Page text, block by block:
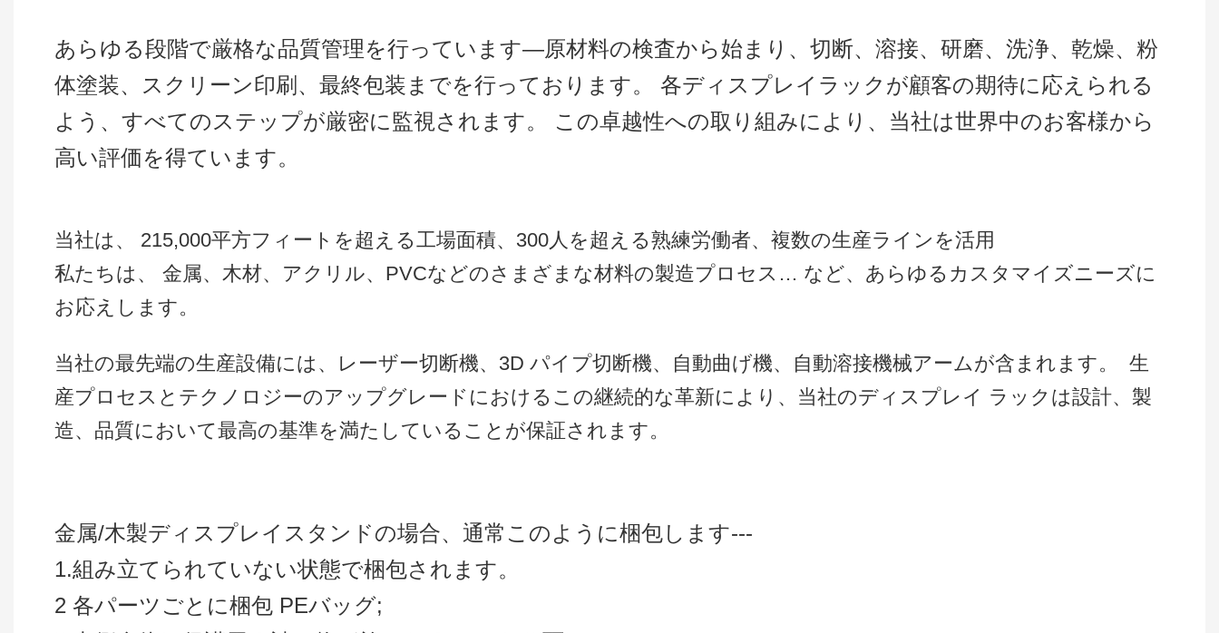
あらゆる段階で厳格な品質管理を行っています—原材料の検査から始まり、切断、溶接、研磨、洗浄、乾燥、粉
体塗装、スクリーン印刷、最終包装までを行っております。 各ディスプレイラックが顧客の期待に応えられる
よう、すべてのステップが厳密に監視されます。 この卓越性への取り組みにより、当社は世界中のお客様から
高い評価を得ています。
当社は、 215,000平方フィートを超える工場面積、300人を超える熟練労働者、複数の生産ラインを活用
私たちは、 金属、木材、アクリル、PVCなどのさまざまな材料の製造プロセス… など、あらゆるカスタマイズニーズに
お応えします。
当社の最先端の生産設備には、レーザー切断機、3D パイプ切断機、自動曲げ機、自動溶接機械アームが含まれます。
生
産プロセスとテクノロジーのアップグレードにおけるこの継続的な革新により、当社のディスプレイ ラックは設計、製
造、品質において最高の基準を満たしていることが保証されます。
金属/木製ディスプレイスタンドの場合、通常このように梱包します---
1.組み立てられていない状態で梱包されます。
2 各パーツごとに梱包 PEバッグ;